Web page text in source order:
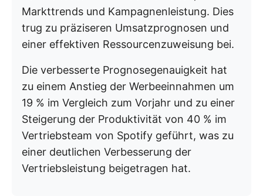
Markttrends und Kampagnenleistung. Dies
trug zu präziseren Umsatzprognosen und
einer effektiven Ressourcenzuweisung bei.
Die verbesserte Prognosegenauigkeit hat
zu einem Anstieg der Werbeeinnahmen um
19 % im Vergleich zum Vorjahr und zu einer
Steigerung der Produktivität von 40 % im
Vertriebsteam von Spotify geführt, was zu
einer deutlichen Verbesserung der
Vertriebsleistung beigetragen hat.